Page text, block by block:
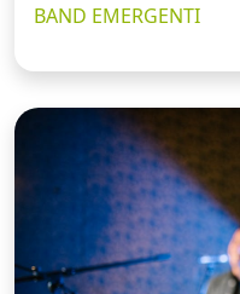
BAND EMERGENTI